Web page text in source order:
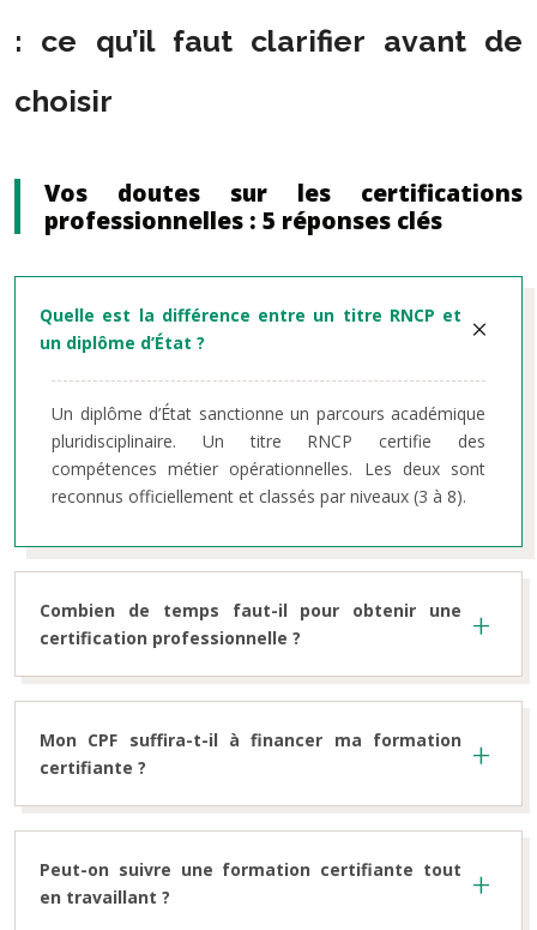
: ce qu’il faut clarifier avant de
choisir
Vos doutes sur les certifications
professionnelles : 5 réponses clés
Quelle est la différence entre un titre RNCP et
un diplôme d’État ?
Un diplôme d’État sanctionne un parcours académique
pluridisciplinaire. Un titre RNCP certifie des
compétences métier opérationnelles. Les deux sont
reconnus officiellement et classés par niveaux (3 à 8).
Combien de temps faut-il pour obtenir une
certification professionnelle ?
Mon CPF suffira-t-il à financer ma formation
certifiante ?
Peut-on suivre une formation certifiante tout
en travaillant ?